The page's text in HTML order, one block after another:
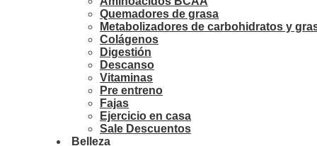
Quemadores de grasa
Metabolizadores de carbohidratos y
Colágenos
Digestión
Descanso
Vitaminas
Pre entreno
Fajas
Ejercicio en casa
Sale Descuentos
Belleza